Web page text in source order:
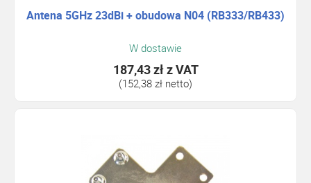
Antena 5GHz 23dBi + obudowa N04 (RB333/RB433)
W dostawie
187,43 złz VAT
(152,38 zł netto)